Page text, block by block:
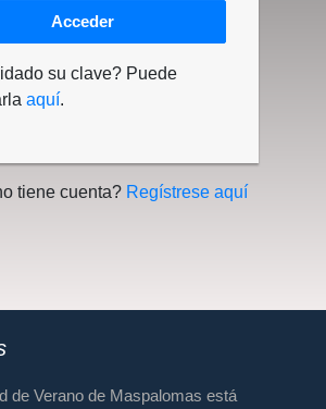
Acceder
su clave? Puede
aquí.
tiene cuenta? Regístrese aquí
de Verano de Maspalomas está